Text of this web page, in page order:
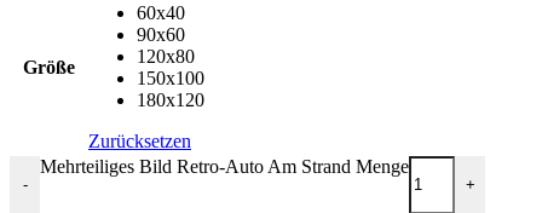
Größe
60x40
90x60
120x80
150x100
180x120
Zurücksetzen
-
Mehrteiliges Bild Retro-Auto Am Strand Menge
+